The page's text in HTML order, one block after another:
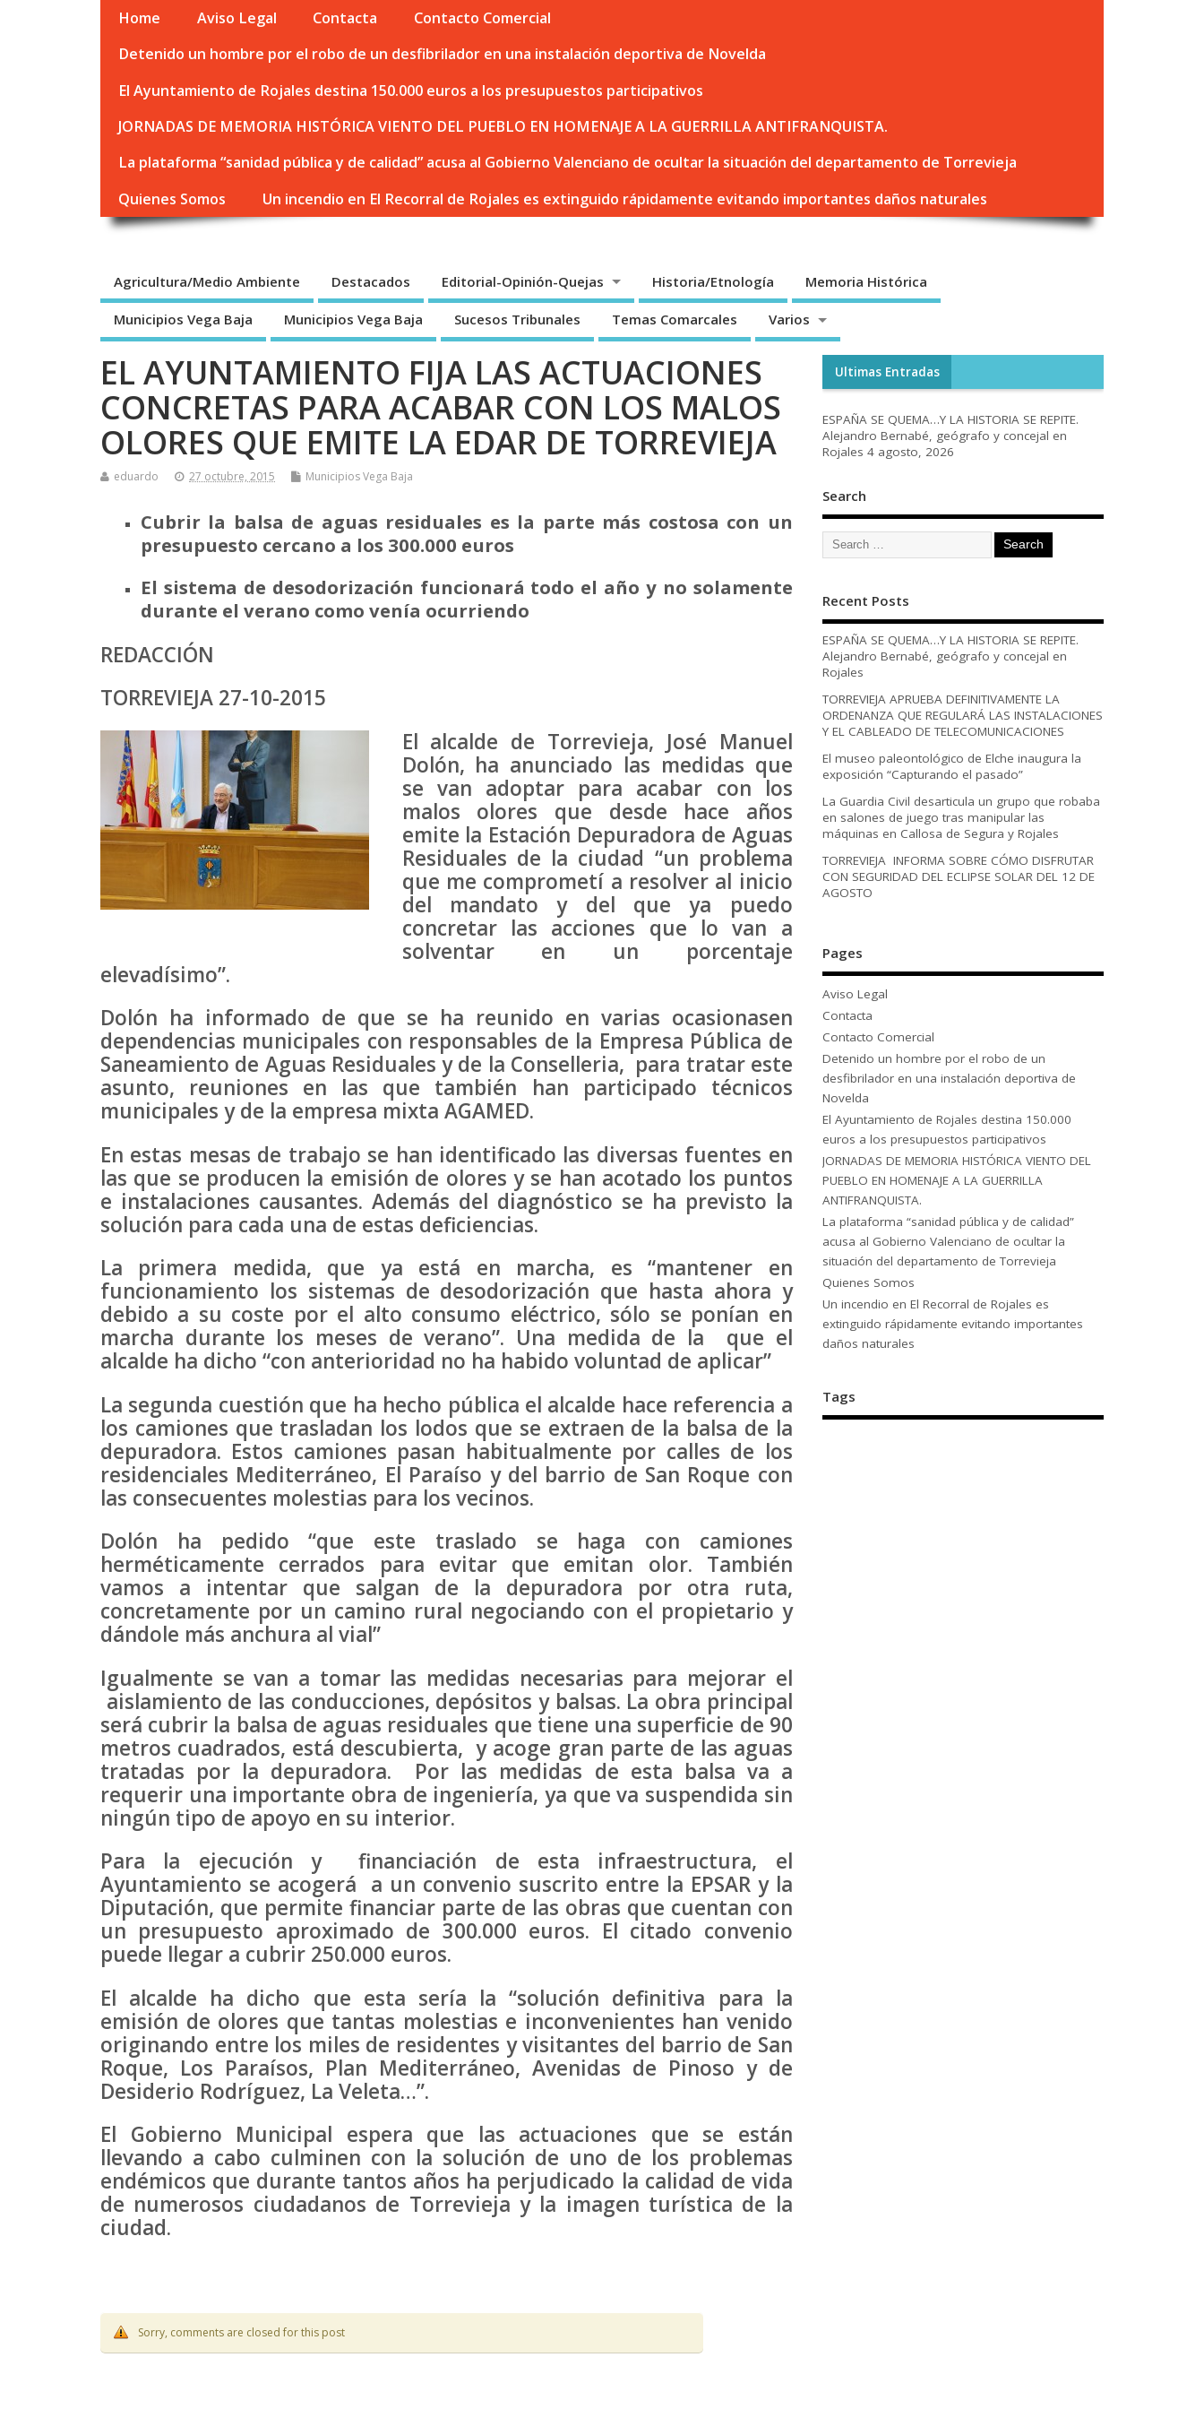
Home Aviso Legal Contacta
Contacto Comercial
Detenido un hombre por el robo de un desfibrilador en una instalación deportiva de Novelda
El Ayuntamiento de Rojales destina 150.000 euros a los presupuestos participativos
JORNADAS DE MEMORIA HISTÓRICA VIENTO DEL PUEBLO EN HOMENAJE A LA GUERRILLA ANTIFRANQUISTA.
La plataforma “sanidad pública y de calidad” acusa al Gobierno Valenciano de ocultar la situación del departamento de Torrevieja
Quienes Somos
Un incendio en El Recorral de Rojales es extinguido rápidamente evitando importantes daños naturales
Agricultura/Medio Ambiente Destacados Editorial-Opinión-Quejas Historia/Etnología Memoria Histórica
Municipios Vega Baja Municipios Vega Baja Sucesos Tribunales Temas Comarcales Varios
EL AYUNTAMIENTO FIJA LAS ACTUACIONES
CONCRETAS PARA ACABAR CON LOS MALOS
OLORES QUE EMITE LA EDAR DE TORREVIEJA
eduardo 27 octubre, 2015 Municipios Vega Baja
Cubrir la balsa de aguas residuales es la parte más costosa con un
presupuesto cercano a los 300.000 euros
El sistema de desodorización funcionará todo el año y no solamente
durante el verano como venía ocurriendo
REDACCIÓN
TORREVIEJA 27-10-2015
El alcalde de Torrevieja, José Manuel
Dolón, ha anunciado las medidas que
se van adoptar para acabar con los
malos olores que desde hace años
emite la Estación Depuradora de Aguas
Residuales de la ciudad “un problema
que me comprometí a resolver al inicio
del mandato y del que ya puedo
concretar las acciones que lo van a
solventar en un porcentaje
elevadísimo”.
Dolón ha informado de que se ha reunido en varias ocasionasen
dependencias municipales con responsables de la Empresa Pública de
Saneamiento de Aguas Residuales y de la Conselleria, para tratar este
asunto, reuniones en las que también han participado técnicos
municipales y de la empresa mixta AGAMED.
En estas mesas de trabajo se han identificado las diversas fuentes en
las que se producen la emisión de olores y se han acotado los puntos
e instalaciones causantes. Además del diagnóstico se ha previsto la
solución para cada una de estas deficiencias.
La primera medida, que ya está en marcha, es “mantener en
funcionamiento los sistemas de desodorización que hasta ahora y
debido a su coste por el alto consumo eléctrico, sólo se ponían en
marcha durante los meses de verano”. Una medida de la que el
alcalde ha dicho “con anterioridad no ha habido voluntad de aplicar”
La segunda cuestión que ha hecho pública el alcalde hace referencia a
los camiones que trasladan los lodos que se extraen de la balsa de la
depuradora. Estos camiones pasan habitualmente por calles de los
residenciales Mediterráneo, El Paraíso y del barrio de San Roque con
las consecuentes molestias para los vecinos.
Dolón ha pedido “que este traslado se haga con camiones
herméticamente cerrados para evitar que emitan olor. También
vamos a intentar que salgan de la depuradora por otra ruta,
concretamente por un camino rural negociando con el propietario y
dándole más anchura al vial”
Igualmente se van a tomar las medidas necesarias para mejorar el
aislamiento de las conducciones, depósitos y balsas. La obra principal
será cubrir la balsa de aguas residuales que tiene una superficie de 90
metros cuadrados, está descubierta, y acoge gran parte de las aguas
tratadas por la depuradora. Por las medidas de esta balsa va a
requerir una importante obra de ingeniería, ya que va suspendida sin
ningún tipo de apoyo en su interior.
Para la ejecución y financiación de esta infraestructura, el
Ayuntamiento se acogerá a un convenio suscrito entre la EPSAR y la
Diputación, que permite financiar parte de las obras que cuentan con
un presupuesto aproximado de 300.000 euros. El citado convenio
puede llegar a cubrir 250.000 euros.
El alcalde ha dicho que esta sería la “solución definitiva para la
emisión de olores que tantas molestias e inconvenientes han venido
originando entre los miles de residentes y visitantes del barrio de San
Roque, Los Paraísos, Plan Mediterráneo, Avenidas de Pinoso y de
Desiderio Rodríguez, La Veleta…”.
El Gobierno Municipal espera que las actuaciones que se están
llevando a cabo culminen con la solución de uno de los problemas
endémicos que durante tantos años ha perjudicado la calidad de vida
de numerosos ciudadanos de Torrevieja y la imagen turística de la
ciudad.
Sorry, comments are closed for this post
Ultimas Entradas
ESPAÑA SE QUEMA…Y LA HISTORIA SE REPITE.
Alejandro Bernabé, geógrafo y concejal en
Rojales 4 agosto, 2026
Search
Recent Posts
ESPAÑA SE QUEMA…Y LA HISTORIA SE REPITE.
Alejandro Bernabé, geógrafo y concejal en
Rojales
TORREVIEJA APRUEBA DEFINITIVAMENTE LA
ORDENANZA QUE REGULARÁ LAS INSTALACIONES
Y EL CABLEADO DE TELECOMUNICACIONES
El museo paleontológico de Elche inaugura la
exposición “Capturando el pasado”
La Guardia Civil desarticula un grupo que robaba
en salones de juego tras manipular las
máquinas en Callosa de Segura y Rojales
TORREVIEJA INFORMA SOBRE CÓMO DISFRUTAR
CON SEGURIDAD DEL ECLIPSE SOLAR DEL 12 DE
AGOSTO
Pages
Aviso Legal
Contacta
Contacto Comercial
Detenido un hombre por el robo de un
desfibrilador en una instalación deportiva de
Novelda
El Ayuntamiento de Rojales destina 150.000
euros a los presupuestos participativos
JORNADAS DE MEMORIA HISTÓRICA VIENTO DEL
PUEBLO EN HOMENAJE A LA GUERRILLA
ANTIFRANQUISTA.
La plataforma “sanidad pública y de calidad”
acusa al Gobierno Valenciano de ocultar la
situación del departamento de Torrevieja
Quienes Somos
Un incendio en El Recorral de Rojales es
extinguido rápidamente evitando importantes
daños naturales
Tags